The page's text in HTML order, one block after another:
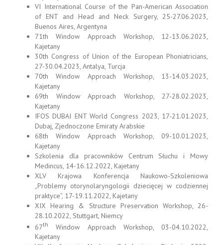
VI International Course of the Pan-American Association
of ENT and Head and Neck Surgery, 25-27.06.2023,
Buenos Aires, Argentyna
71th Window Approach Workshop, 12-13.06.2023,
Kajetany
30th Congress of Union of the European Phoniatricians,
27-30.04.2023, Antalya, Turcja
70th Window Approach Workshop, 13-14.03.2023,
Kajetany
69th Window Approach Workshop, 27-28.02.2023,
Kajetany
IFOS DUBAI ENT World Congress 2023, 17-21.01.2023,
Dubaj, Zjednoczone Emiraty Arabskie
68th Window Approach Workshop, 09-10.01.2023,
Kajetany
Szkolenia dla pracowników Centrum Słuchu i Mowy
Medincus, 14-16.12.2022, Kajetany
XLV Krajowa Konferencja Naukowo-Szkoleniowa
„Problemy otorynolaryngologii dziecięcej w codziennej
praktyce”, 17-19.11.2022, Kajetany
XIX Hearing & Structure Preservation Workshop, 26-
28.10.2022, Stuttgart, Niemcy
67th
Window Approach Workshop, 03-04.10.2022,
Kajetany